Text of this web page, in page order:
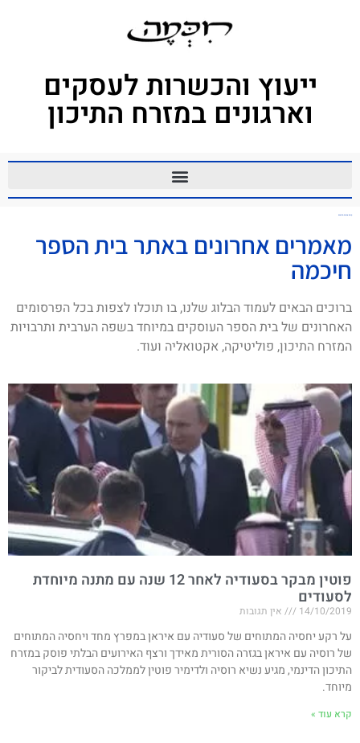
ייעוץ והכשרות לעסקים
וארגונים במזרח התיכון
קורס ערבית מדוברת
מאמרים אחרונים באתר בית הספר
חיכמה
ברוכים הבאים לעמוד הבלוג שלנו, בו תוכלו לצפות בכל הפרסומים
האחרונים של בית הספר העוסקים במיוחד בשפה הערבית ותרבויות
המזרח התיכון, פוליטיקה, אקטואליה ועוד.
פוטין מבקר בסעודיה לאחר 12 שנה עם מתנה מיוחדת
לסעודים
14/10/2019 אין תגובות
על רקע יחסיה המתוחים של סעודיה עם איראן במפרץ מחד ויחסיה המתוחים
של רוסיה עם איראן בגזרה הסורית מאידך ורצף האירועים הבלתי פוסק במזרח
התיכון הדינמי, מגיע נשיא רוסיה ולדימיר פוטין לממלכה הסעודית לביקור
מיוחד.
קרא עוד »